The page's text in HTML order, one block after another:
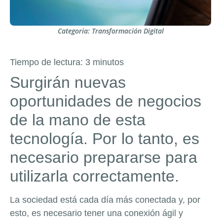
Categoria: Transformación Digital
Tiempo de lectura: 3 minutos
Surgirán nuevas
oportunidades de negocios
de la mano de esta
tecnología. Por lo tanto, es
necesario prepararse para
utilizarla correctamente.
La sociedad está cada día más conectada y, por
esto, es necesario tener una conexión ágil y